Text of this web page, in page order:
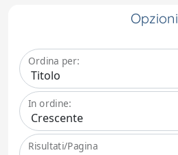
Opzioni
Ordina per:
In ordine:
Risultati/Pagina